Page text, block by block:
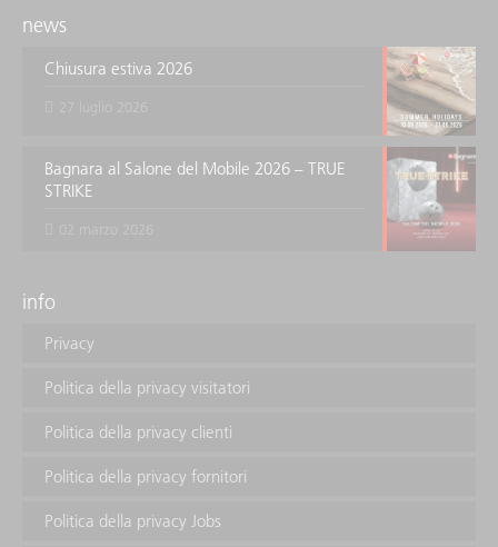
news
Chiusura estiva 2026
Bagnara al Salone del Mobile 2026 – TRUE
STRIKE
info
Privacy
Politica della privacy visitatori
Politica della privacy clienti
Politica della privacy fornitori
Politica della privacy Jobs